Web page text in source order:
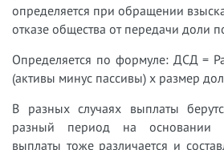
определяется при обращении
отказе общества от передачи доли
Определяется по формуле: ДСД =
(активы минус пассивы) х размер
В разных случаях выплаты
разный период на основании
выплаты тоже различается и